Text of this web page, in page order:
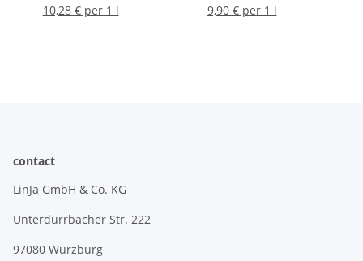
10,28 € per 1 l 9,90 € per 1 l
contact
LinJa GmbH & Co. KG
Unterdürrbacher Str. 222
97080 Würzburg